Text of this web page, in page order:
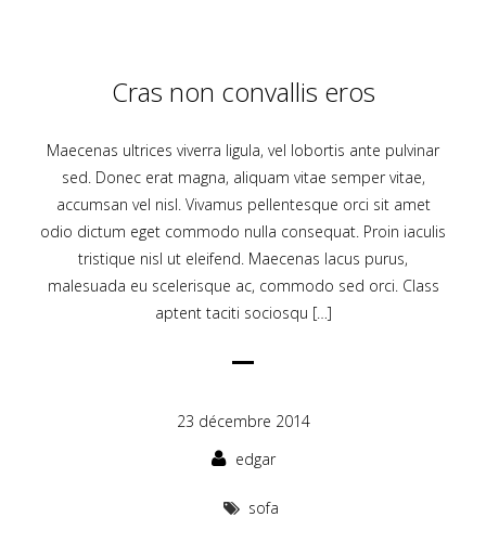
Cras non convallis eros
Maecenas ultrices viverra ligula, vel lobortis ante pulvinar
sed. Donec erat magna, aliquam vitae semper vitae,
accumsan vel nisl. Vivamus pellentesque orci sit amet
odio dictum eget commodo nulla consequat. Proin iaculis
tristique nisl ut eleifend. Maecenas lacus purus,
malesuada eu scelerisque ac, commodo sed orci. Class
aptent taciti sociosqu […]
23 décembre 2014
edgar
sofa